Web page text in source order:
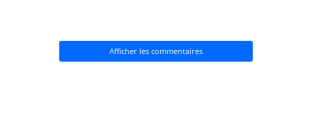
Afficher les commentaires